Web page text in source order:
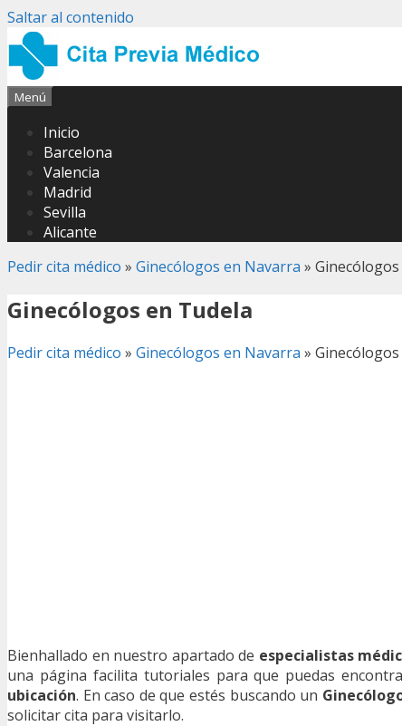
Saltar al contenido
Menú
Inicio
Barcelona
Valencia
Madrid
Sevilla
Alicante
Pedir cita médico » Ginecólogos en Navarra »
Ginecólogos en Tudela
Pedir cita médico » Ginecólogos en Navarra »
Bienhallado en nuestro apartado de especialistas
una página facilita tutoriales para que puedas
ubicación. En caso de que estés buscando un
solicitar cita para visitarlo.